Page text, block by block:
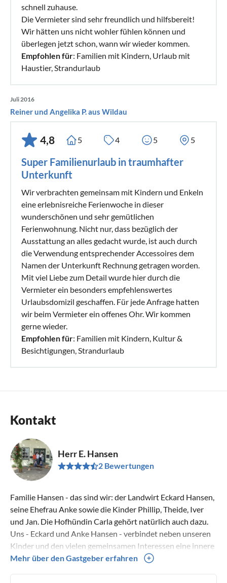
schnell zuhause.
Die Vermieter sind sehr freundlich und hilfsbereit!
Wir hätten uns nicht wohler fühlen können und
überlegen jetzt schon, wann wir wieder kommen.
Empfohlen für: Familien mit Kindern, Urlaub mit
Haustier, Strandurlaub
Juli 2016
Reiner und Angelika P. aus Wildau
4,8 5 4 5 5
Super Familienurlaub in traumhafter
Unterkunft
Wir verbrachten gemeinsam mit Kindern und Enkeln
eine erlebnisreiche Ferienwoche in dieser
wunderschönen und sehr gemütlichen
Ferienwohnung. Nicht nur, dass bezüglich der
Ausstattung an alles gedacht wurde, ist auch durch
die Verwendung entsprechender Accessoires dem
Namen der Unterkunft Rechnung getragen worden.
Mit viel Liebe zum Detail wurde hier durch die
Vermieter ein besonders empfehlenswertes
Urlaubsdomizil geschaffen. Für jede Anfrage hatten
wir beim Vermieter ein offenes Ohr. Wir kommen
gerne wieder.
Empfohlen für: Familien mit Kindern, Kultur &
Besichtigungen, Strandurlaub
Kontakt
Herr E. Hansen
2 Bewertungen
Familie Hansen - das sind wir: der Landwirt Eckard Hansen,
seine Ehefrau Anke sowie die Kinder Phillip, Theide, Iver
und Jan. Die Hofhündin Carla gehört natürlich auch dazu.
Uns - Eckard und Anke Hansen - verbindet neben unseren
Kinder und den vielen gemeinsamen Interessen eine innere
Wertschätzung dessen, was es ausmacht, auf unserem Hof
Mehr über den Gastgeber erfahren